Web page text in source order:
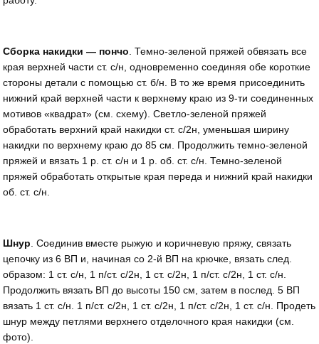
Сборка накидки — пончо. Темно-зеленой пряжей обвязать все
края верхней части ст. с/н, одновременно соединяя обе короткие
стороны детали с помощью ст. б/н. В то же время присоединить
нижний край верхней части к верхнему краю из 9-ти соединенных
мотивов «квадрат» (см. схему). Светло-зеленой пряжей
обработать верхний край накидки ст. с/2н, уменьшая ширину
накидки по верхнему краю до 85 см. Продолжить темно-зеленой
пряжей и вязать 1 р. ст. с/н и 1 р. об. ст. с/н. Темно-зеленой
пряжей обработать открытые края переда и нижний край накидки
об. ст. с/н.
Шнур. Соединив вместе рыжую и коричневую пряжу, связать
цепочку из 6 ВП и, начиная со 2-й ВП на крючке, вязать след.
образом: 1 ст. с/н, 1 п/ст. с/2н, 1 ст. с/2н, 1 п/ст. с/2н, 1 ст. с/н.
Продолжить вязать ВП до высоты 150 см, затем в послед. 5 ВП
вязать 1 ст. с/н. 1 п/ст. с/2н, 1 ст. с/2н, 1 п/ст. с/2н, 1 ст. с/н. Продеть
шнур между петлями верхнего отделочного края накидки (см.
фото).